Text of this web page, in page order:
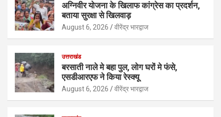
अग्निवीर योजना के खिलाफ कांग्रेस का प्रदर्शन,
बताया सुरक्षा से खिलवाड़
August 6, 2026 वीरेंद्र भारद्वाज
उत्तराखंड
बरसाती नाले मे बहा पुल, लोग घरों मे फंसे,
एसडीआरएफ ने किया रेस्क्यू
August 6, 2026 वीरेंद्र भारद्वाज